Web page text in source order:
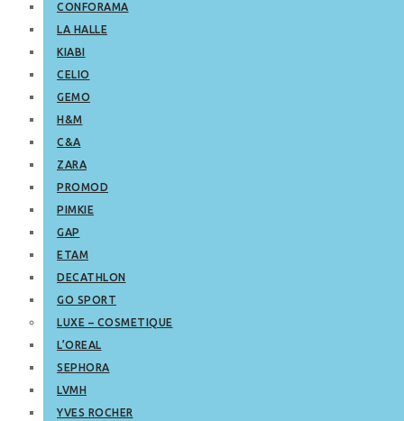
CONFORAMA
LA HALLE
KIABI
CELIO
GEMO
H&M
C&A
ZARA
PROMOD
PIMKIE
GAP
ETAM
DECATHLON
GO SPORT
LUXE – COSMETIQUE
L’OREAL
SEPHORA
LVMH
YVES ROCHER